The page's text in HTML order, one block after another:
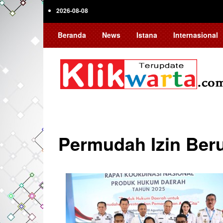
Skip
2026-08-08
Beranda News Istana Internasional
Permudah Izin